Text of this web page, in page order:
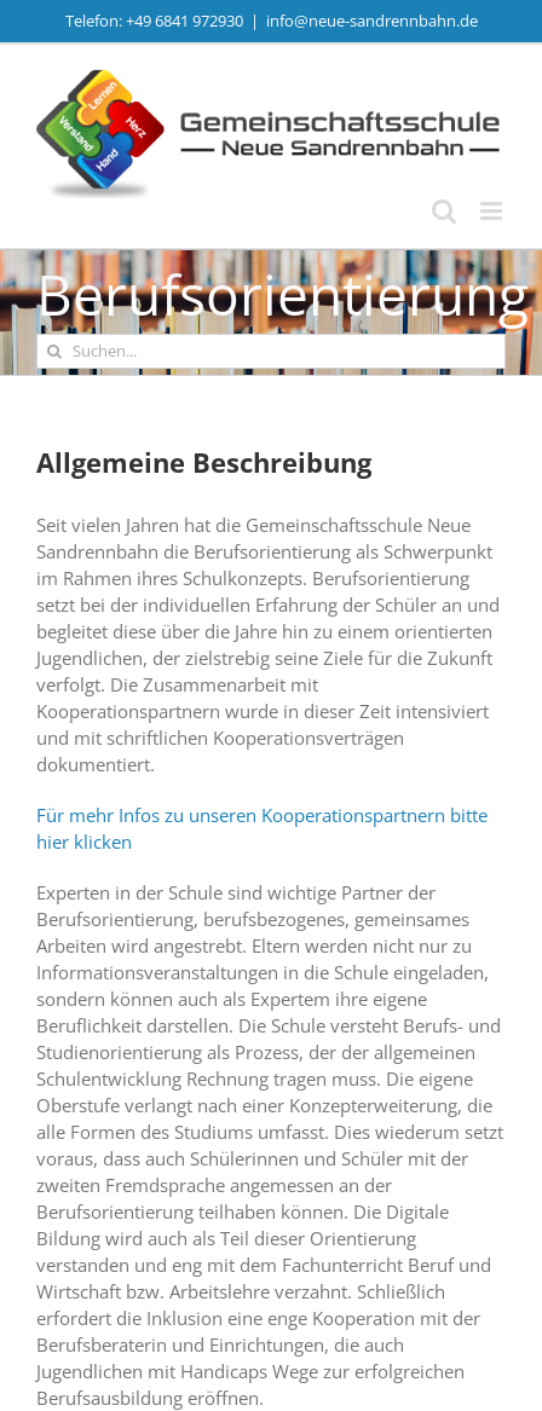
Inhalt
Telefon: +49 6841 972930 | info@neue-sandrennbahn.de
Berufsorientierung
Suche
nach:
Allgemeine Beschreibung
Seit vielen Jahren hat die Gemeinschaftsschule Neue
Sandrennbahn die Berufsorientierung als Schwerpunkt
im Rahmen ihres Schulkonzepts. Berufsorientierung
setzt bei der individuellen Erfahrung der Schüler an und
begleitet diese über die Jahre hin zu einem orientierten
Jugendlichen, der zielstrebig seine Ziele für die Zukunft
verfolgt. Die Zusammenarbeit mit
Kooperationspartnern wurde in dieser Zeit intensiviert
und mit schriftlichen Kooperationsverträgen
dokumentiert.
Für mehr Infos zu unseren Kooperationspartnern bitte
hier klicken
Experten in der Schule sind wichtige Partner der
Berufsorientierung, berufsbezogenes, gemeinsames
Arbeiten wird angestrebt. Eltern werden nicht nur zu
Informationsveranstaltungen in die Schule eingeladen,
sondern können auch als Expertem ihre eigene
Beruflichkeit darstellen. Die Schule versteht Berufs- und
Studienorientierung als Prozess, der der allgemeinen
Schulentwicklung Rechnung tragen muss. Die eigene
Oberstufe verlangt nach einer Konzepterweiterung, die
alle Formen des Studiums umfasst. Dies wiederum setzt
voraus, dass auch Schülerinnen und Schüler mit der
zweiten Fremdsprache angemessen an der
Berufsorientierung teilhaben können. Die Digitale
Bildung wird auch als Teil dieser Orientierung
verstanden und eng mit dem Fachunterricht Beruf und
Wirtschaft bzw. Arbeitslehre verzahnt. Schließlich
erfordert die Inklusion eine enge Kooperation mit der
Berufsberaterin und Einrichtungen, die auch
Jugendlichen mit Handicaps Wege zur erfolgreichen
Berufsausbildung eröffnen.